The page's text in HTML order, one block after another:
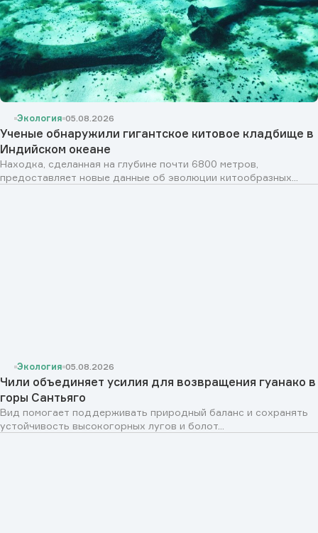
Экология 05.08.2026
Ученые обнаружили гигантское китовое кладбище в
Индийском океане
Находка, сделанная на глубине почти 6800 метров,
предоставляет новые данные об эволюции китообразных...
Экология 05.08.2026
Чили объединяет усилия для возвращения гуанако в
горы Сантьяго
Вид помогает поддерживать природный баланс и сохранять
устойчивость высокогорных лугов и болот...